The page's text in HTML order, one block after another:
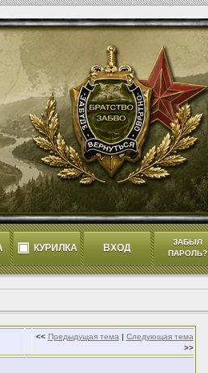
▣ КУРИЛКА ВХОД
ЗАБЫЛ
ПАРОЛЬ?
<< Предыдущая тема | Следующая тема
>>